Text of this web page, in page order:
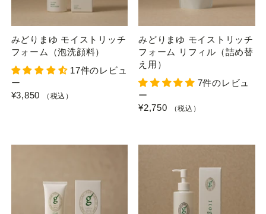
みどりまゆ モイストリッチ
フォーム（泡洗顔料）
17件のレビュ
ー
¥3,850
（税込）
みどりまゆ モイストリッチ
フォーム リフィル（詰め替
え用）
7件のレビュ
ー
¥2,750
（税込）